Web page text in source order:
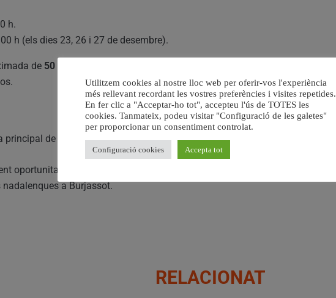
h.
h (els dies 23, 26 i 27 de desembre).
de 50 minuts
principal de Els Silos, situada alPasseig de Concepció Arenal
oportunitat per conéixer el patrimoni local i gaudir d’una experiència
a Burjassot.
RELACIONAT
Utilitzem cookies al nostre lloc web per oferir-vos l'experiència
més rellevant recordant les vostres preferències i visites repetides.
En fer clic a "Acceptar-ho tot", accepteu l'ús de TOTES les
cookies. Tanmateix, podeu visitar "Configuració de les galetes"
per proporcionar un consentiment controlat.
Configuració cookies Accepta tot